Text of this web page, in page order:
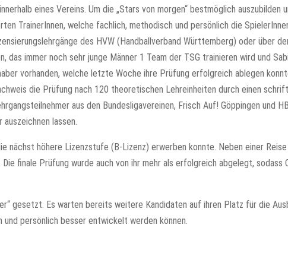
eines Vereins. Um die „Stars von morgen“ bestmöglich auszubilden
TrainerInnen, welche fachlich, methodisch und persönlich die
des HVW (Handballverband Württemberg) oder über
immer noch sehr junge Männer 1 Team der TSG trainieren wird und
vorhanden, welche letzte Woche ihre Prüfung erfolgreich ablegen
die Prüfung nach 120 theoretischen Lehreinheiten durch einen
aus den Bundesligavereinen, Frisch Auf! Göppingen und
lassen.
nächst höhere Lizenzstufe (B-Lizenz) erwerben konnte. Neben einer
finale Prüfung wurde auch von ihr mehr als erfolgreich abgelegt, sodass
gesetzt. Es warten bereits weitere Kandidaten auf ihren Platz für die
persönlich besser entwickelt werden können.